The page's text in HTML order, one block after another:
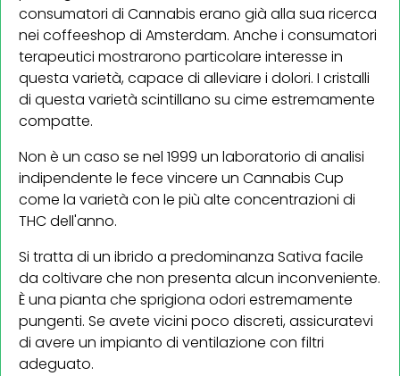
consumatori di Cannabis erano già alla sua ricerca
nei coffeeshop di Amsterdam. Anche i consumatori
terapeutici mostrarono particolare interesse in
questa varietà, capace di alleviare i dolori. I cristalli
di questa varietà scintillano su cime estremamente
compatte.
Non è un caso se nel 1999 un laboratorio di analisi
indipendente le fece vincere un Cannabis Cup
come la varietà con le più alte concentrazioni di
THC dell'anno.
Si tratta di un ibrido a predominanza Sativa facile
da coltivare che non presenta alcun inconveniente.
È una pianta che sprigiona odori estremamente
pungenti. Se avete vicini poco discreti, assicuratevi
di avere un impianto di ventilazione con filtri
adeguato.